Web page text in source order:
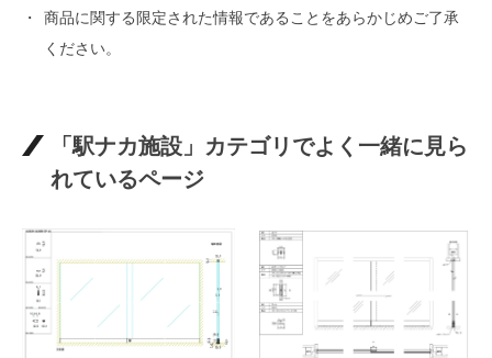
商品に関する限定された情報であることをあらかじめご了承
ください。
「駅ナカ施設」カテゴリでよく一緒に見ら
れているページ